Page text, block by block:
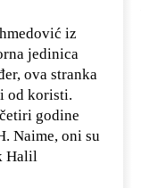
iz
jedinica
ova stranka
od koristi.
godine
Naime, oni su
Halil